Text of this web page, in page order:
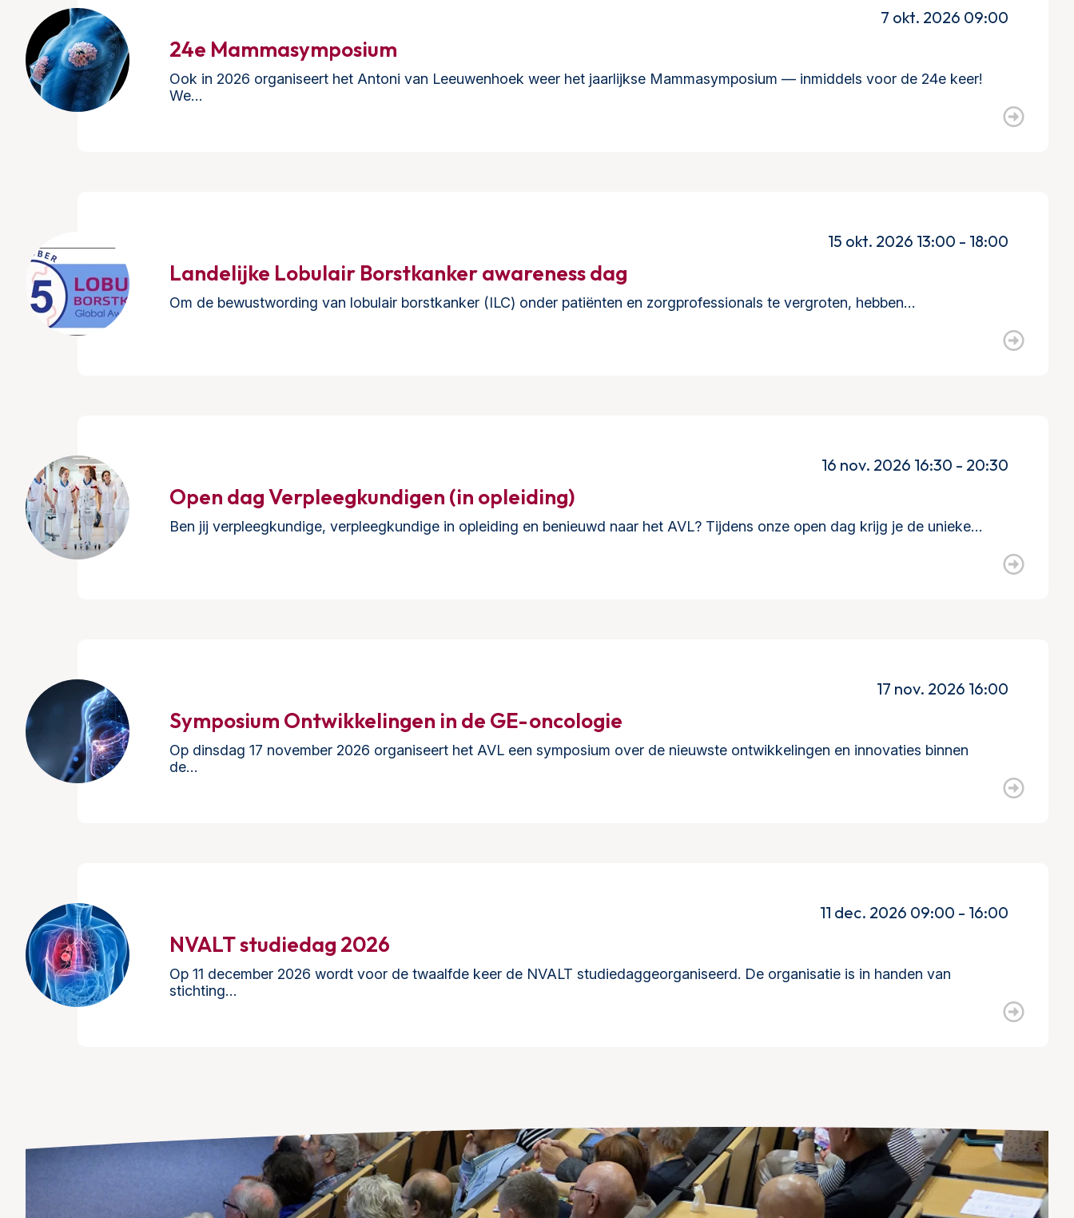
7 okt. 2026 09:00
24e Mammasymposium
Ook in 2026 organiseert het Antoni van Leeuwenhoek weer het jaarlijkse Mammasymposium — inmiddels voor de 24e keer!
We…
15 okt. 2026 13:00 - 18:00
Landelijke Lobulair Borstkanker awareness dag
Om de bewustwording van lobulair borstkanker (ILC) onder patiënten en zorgprofessionals te vergroten, hebben…
16 nov. 2026 16:30 - 20:30
Open dag Verpleegkundigen (in opleiding)
Ben jij verpleegkundige, verpleegkundige in opleiding en benieuwd naar het AVL? Tijdens onze open dag krijg je de unieke…
17 nov. 2026 16:00
Symposium Ontwikkelingen in de GE-oncologie
Op dinsdag 17 november 2026 organiseert het AVL een symposium over de nieuwste ontwikkelingen en innovaties binnen
de…
11 dec. 2026 09:00 - 16:00
NVALT studiedag 2026
Op 11 december 2026 wordt voor de twaalfde keer de NVALT studiedaggeorganiseerd. De organisatie is in handen van
stichting…